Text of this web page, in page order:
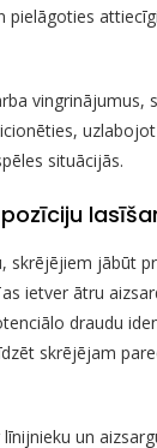
pielāgoties
vingrinājumus,
situācijās.
skrējējiem jābūt
ietver ātru
draudu
skrējējam
un